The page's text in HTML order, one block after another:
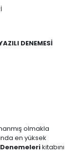
DENEMESİ
olmakla
en yüksek
Denemelerikitabını